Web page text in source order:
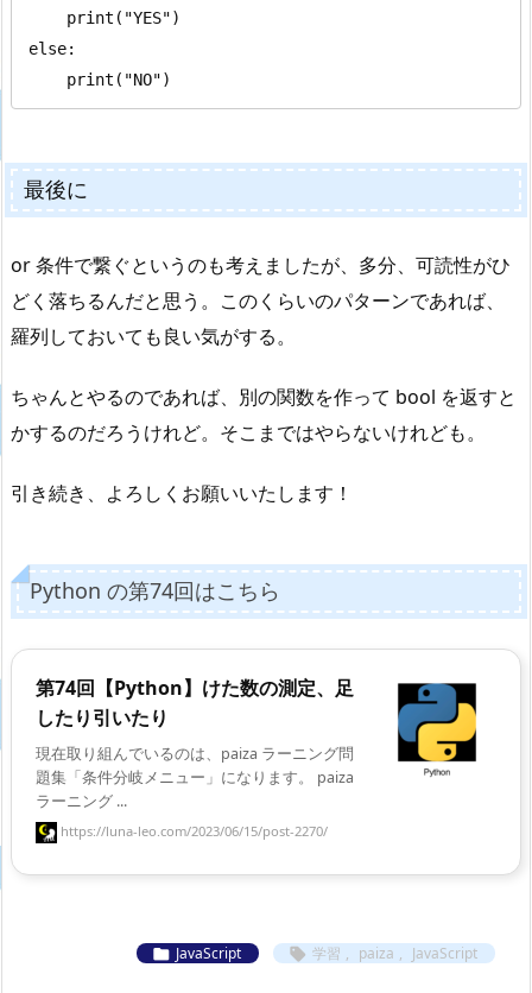
else:
    print("NO")
最後に
or 条件で繋ぐというのも考えましたが、多分、可読性がひ
どく落ちるんだと思う。このくらいのパターンであれば、
羅列しておいても良い気がする。
ちゃんとやるのであれば、別の関数を作って bool を返すと
かするのだろうけれど。そこまではやらないけれども。
引き続き、よろしくお願いいたします！
Python の第74回はこちら
第74回【Python】けた数の測定、足
したり引いたり
現在取り組んでいるのは、paiza ラーニング問
題集「条件分岐メニュー」になります。 paiza
ラーニング ...
https://luna-leo.com/2023/06/15/post-2270/
 JavaScript  学習 , paiza , JavaScript